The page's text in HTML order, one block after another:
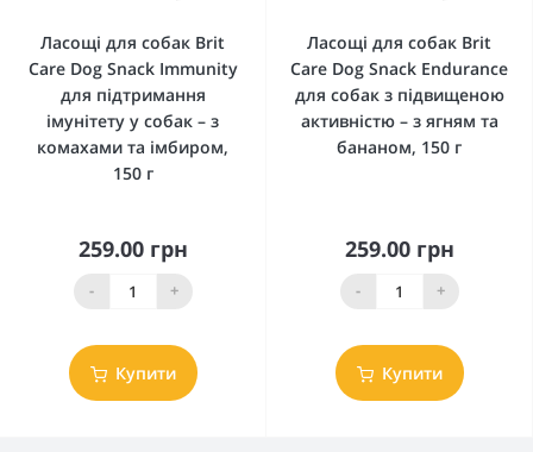
Ласощі для собак Brit
Care Dog Snack Immunity
для підтримання
імунітету у собак – з
комахами та імбиром,
150 г
259.00 грн
- +
Купити
Ласощі для собак Brit
Care Dog Snack Endurance
для собак з підвищеною
активністю – з ягням та
бананом, 150 г
259.00 грн
- +
Купити